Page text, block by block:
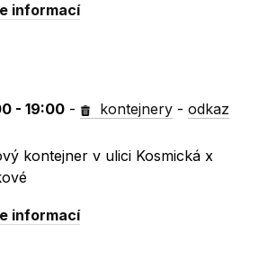
informací
- 19:00 - kontejnery -odkaz
kontejner v ulici Kosmická x
informací